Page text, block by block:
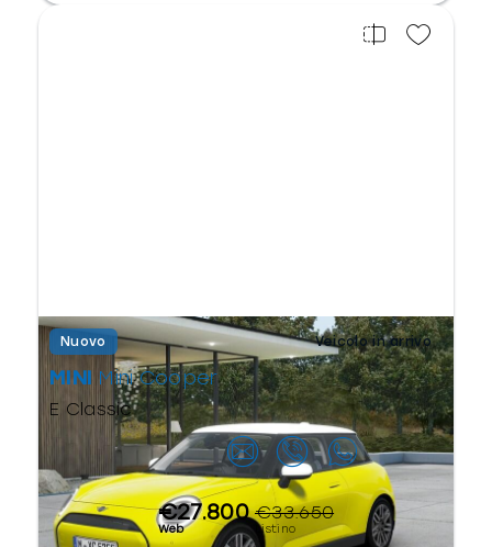
Nuovo Veicolo in arrivo
MINI Mini Cooper
E Classic
Contattaci
€27.800
Web
€33.650
Listino